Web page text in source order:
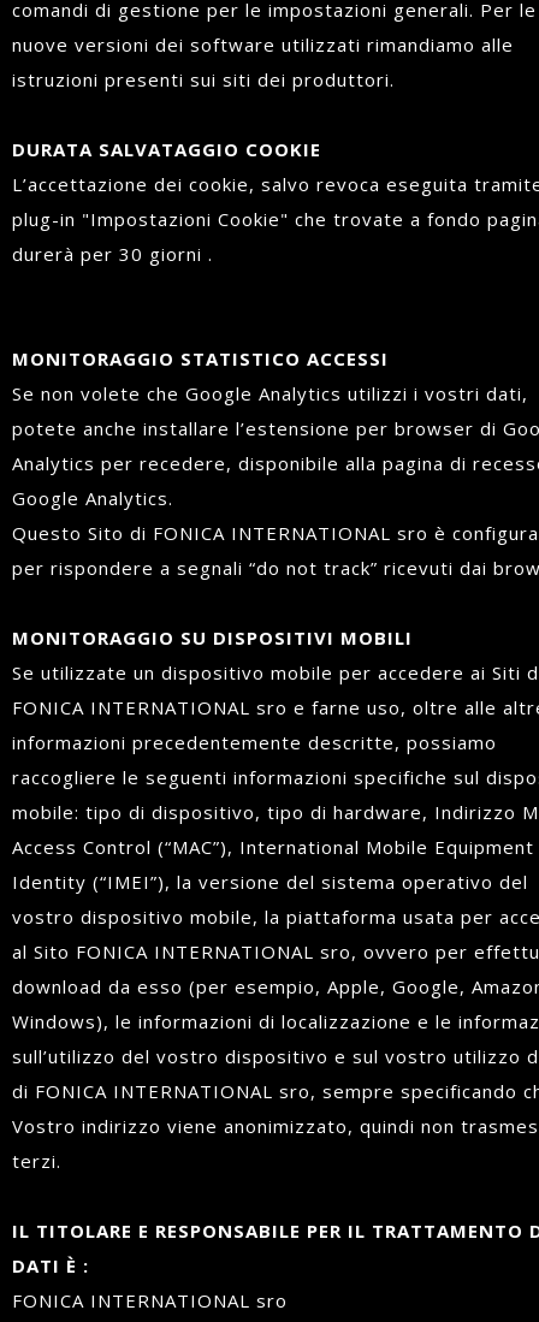
comandi di gestione per le impostazioni generali. Per le
nuove versioni dei software utilizzati rimandiamo alle
istruzioni presenti sui siti dei produttori.
DURATA SALVATAGGIO COOKIE
L’accettazione dei cookie, salvo revoca eseguita
plug-in "Impostazioni Cookie" che trovate a fondo
durerà per 30 giorni .
MONITORAGGIO STATISTICO ACCESSI
Se non volete che Google Analytics utilizzi i vostri dati,
potete anche installare l’estensione per browser di
Analytics per recedere, disponibile alla pagina di
Google Analytics.
Questo Sito di FONICA INTERNATIONAL sro è
per rispondere a segnali “do not track” ricevuti dai
MONITORAGGIO SU DISPOSITIVI MOBILI
Se utilizzate un dispositivo mobile per accedere ai Siti
FONICA INTERNATIONAL sro e farne uso, oltre alle
informazioni precedentemente descritte, possiamo
raccogliere le seguenti informazioni specifiche sul
mobile: tipo di dispositivo, tipo di hardware, Indirizzo
Access Control (“MAC”), International Mobile Equipment
Identity (“IMEI”), la versione del sistema operativo del
vostro dispositivo mobile, la piattaforma usata per
al Sito FONICA INTERNATIONAL sro, ovvero per
download da esso (per esempio, Apple, Google,
Windows), le informazioni di localizzazione e le
sull’utilizzo del vostro dispositivo e sul vostro utilizzo
di FONICA INTERNATIONAL sro, sempre specificando
Vostro indirizzo viene anonimizzato, quindi non
terzi.
IL TITOLARE E RESPONSABILE PER IL TRATTAMENTO
DATI È :
FONICA INTERNATIONAL sro